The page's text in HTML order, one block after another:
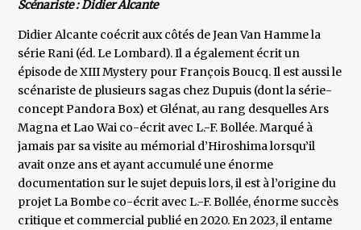
Scénariste : Didier Alcante
Didier Alcante coécrit aux côtés de Jean Van Hamme la
série Rani (éd. Le Lombard). Il a également écrit un
épisode de XIII Mystery pour François Boucq. Il est aussi le
scénariste de plusieurs sagas chez Dupuis (dont la série-
concept Pandora Box) et Glénat, au rang desquelles Ars
Magna et Lao Wai co-écrit avec L.-F. Bollée. Marqué à
jamais par sa visite au mémorial d’Hiroshima lorsqu’il
avait onze ans et ayant accumulé une énorme
documentation sur le sujet depuis lors, il est à l’origine du
projet La Bombe co-écrit avec L.-F. Bollée, énorme succès
critique et commercial publié en 2020. En 2023, il entame